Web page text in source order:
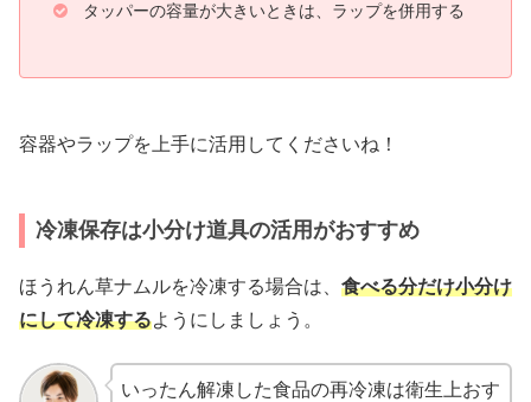
タッパーの容量が大きいときは、ラップを併用する
容器やラップを上手に活用してくださいね！
冷凍保存は小分け道具の活用がおすすめ
ほうれん草ナムルを冷凍する場合は、 食べる分だけ小分け
にして冷凍するようにしましょう。
いったん解凍した食品の再冷凍は衛生上おす